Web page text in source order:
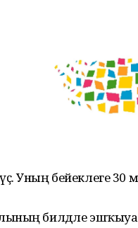
Уның бейеклеге 30
билдәле